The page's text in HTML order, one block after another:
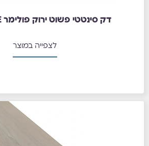
דק סינטטי פשוט ירוק פולימר PE צבע לוז
לצפייה במוצר